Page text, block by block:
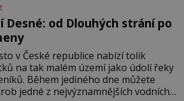
Desné: od Dlouhých strání po
v České republice nabízí tolik
na tak malém území jako údolí řeky
Během jediného dne můžete
jedné z nejvýznamnějších vodních